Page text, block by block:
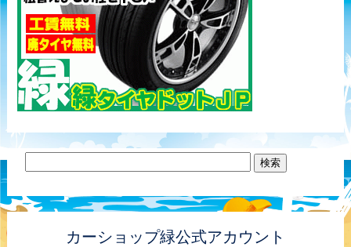
カーショップ緑公式アカウント